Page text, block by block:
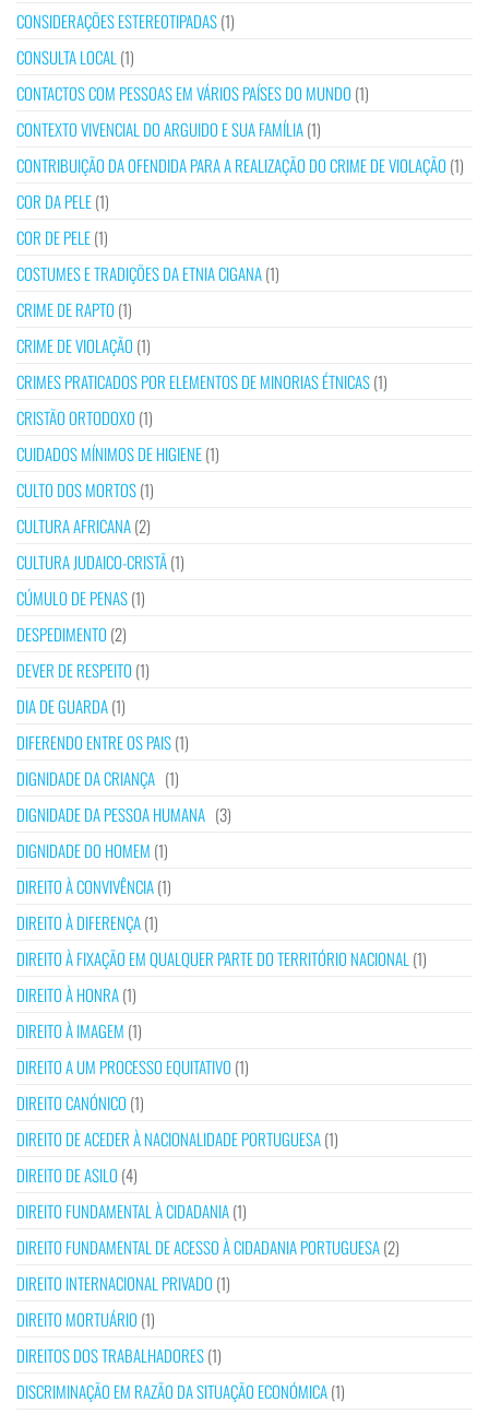
CONSIDERAÇÕES ESTEREOTIPADAS(1)
CONSULTA LOCAL (1)
CONTACTOS COM PESSOAS EM VÁRIOS PAÍSES DO MUNDO (1)
CONTEXTO VIVENCIAL DO ARGUIDO E SUA FAMÍLIA(1)
CONTRIBUIÇÃO DA OFENDIDA PARA A REALIZAÇÃO DO CRIME DE VIOLAÇÃO (1)
COR DA PELE(1)
COR DE PELE(1)
COSTUMES E TRADIÇÕES DA ETNIA CIGANA(1)
CRIME DE RAPTO (1)
CRIME DE VIOLAÇÃO (1)
CRIMES PRATICADOS POR ELEMENTOS DE MINORIAS ÉTNICAS(1)
CRISTÃO ORTODOXO (1)
CUIDADOS MÍNIMOS DE HIGIENE(1)
CULTO DOS MORTOS(1)
CULTURA AFRICANA(2)
CULTURA JUDAICO-CRISTÃ(1)
CÚMULO DE PENAS(1)
DESPEDIMENTO (2)
DEVER DE RESPEITO (1)
DIA DE GUARDA(1)
DIFERENDO ENTRE OS PAIS(1)
DIGNIDADE DA CRIANÇA (1)
DIGNIDADE DA PESSOA HUMANA (3)
DIGNIDADE DO HOMEM (1)
DIREITO À CONVIVÊNCIA(1)
DIREITO À DIFERENÇA(1)
DIREITO À FIXAÇÃO EM QUALQUER PARTE DO TERRITÓRIO NACIONAL (1)
DIREITO À HONRA(1)
DIREITO À IMAGEM (1)
DIREITO A UM PROCESSO EQUITATIVO (1)
DIREITO CANÓNICO (1)
DIREITO DE ACEDER À NACIONALIDADE PORTUGUESA(1)
DIREITO DE ASILO (4)
DIREITO FUNDAMENTAL À CIDADANIA(1)
DIREITO FUNDAMENTAL DE ACESSO À CIDADANIA PORTUGUESA(2)
DIREITO INTERNACIONAL PRIVADO (1)
DIREITO MORTUÁRIO (1)
DIREITOS DOS TRABALHADORES(1)
DISCRIMINAÇÃO EM RAZÃO DA SITUAÇÃO ECONÓMICA(1)